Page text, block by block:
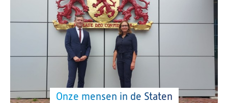
Onze mensen in de Staten